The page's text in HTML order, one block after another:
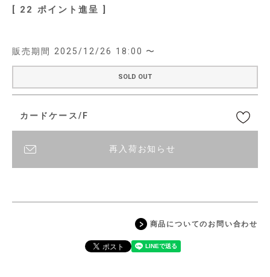
[ 22 ポイント進呈 ]
販売期間 2025/12/26 18:00 〜
SOLD OUT
カードケース/F
再入荷お知らせ
商品についてのお問い合わせ